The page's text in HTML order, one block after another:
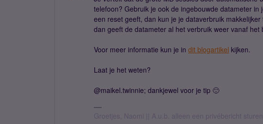
telefoon? Gebruik je ook de ingebouwde datameter
een reset geeft, dan kun je je dataverbruik
dan geeft de datameter al het verbruik weer vanaf
Voor meer informatie kun je in dit blogartikel kijken.
Laat je het weten?
@maikel.twinnie; dankjewel voor je tip 🙂
Groetjes, Naomi || A.u.b. alleen een privébericht